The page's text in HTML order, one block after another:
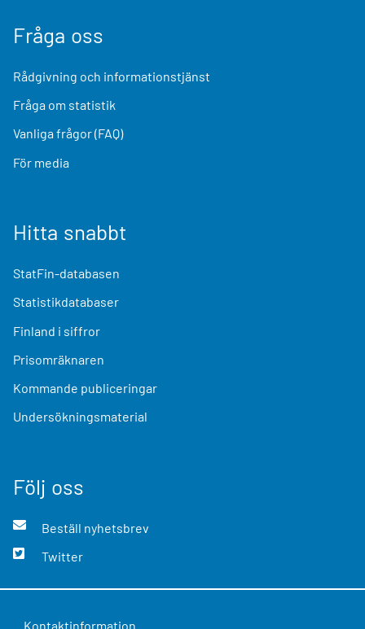
Fråga oss
Rådgivning och informationstjänst
Fråga om statistik
Vanliga frågor (FAQ)
För media
Hitta snabbt
StatFin-databasen
Statistikdatabaser
Finland i siffror
Prisomräknaren
Kommande publiceringar
Undersökningsmaterial
Följ oss
Beställ nyhetsbrev
Twitter
Kontaktinformation